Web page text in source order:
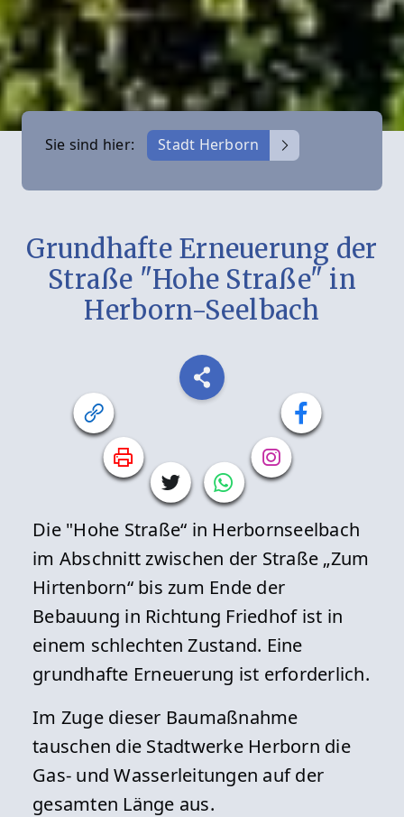
Sie sind hier: Stadt Herborn
Grundhafte Erneuerung der
Straße "Hohe Straße" in
Herborn-Seelbach
Die "Hohe Straße“ in Herbornseelbach
im Abschnitt zwischen der Straße „Zum
Hirtenborn“ bis zum Ende der
Bebauung in Richtung Friedhof ist in
einem schlechten Zustand. Eine
grundhafte Erneuerung ist erforderlich.
Im Zuge dieser Baumaßnahme
tauschen die Stadtwerke Herborn die
Gas- und Wasserleitungen auf der
gesamten Länge aus.